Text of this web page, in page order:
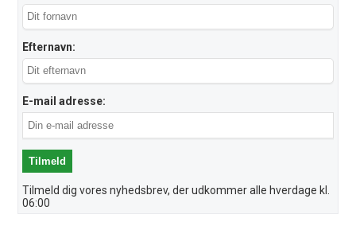
Efternavn:
E-mail adresse:
Tilmeld dig vores nyhedsbrev, der udkommer alle hverdage kl.
06:00